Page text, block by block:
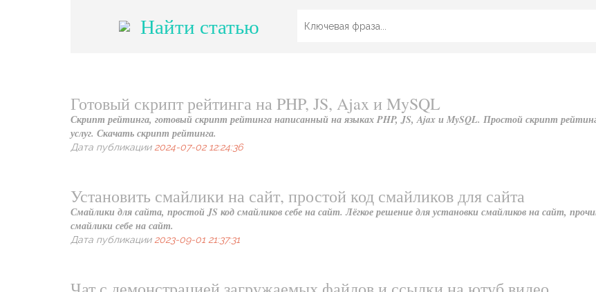
Найти статью
Готовый скрипт рейтинга на PHP, JS, Ajax и MySQL
Скрипт рейтинга, готовый скрипт рейтинга написанный на языках PHP, JS, Ajax и MySQL. Простой скрипт
услуг. Скачать скрипт рейтинга.
Дата публикации 2024-07-02 12:24:36
Установить смайлики на сайт, простой код смайликов для сайта
Смайлики для сайта, простой JS код смайликов себе на сайт. Лёгкое решение для установки смайликов на сайт,
смайлики себе на сайт.
Дата публикации 2023-09-01 21:37:31